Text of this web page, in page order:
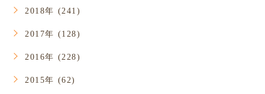
2018年 (241)
2017年 (128)
2016年 (228)
2015年 (62)